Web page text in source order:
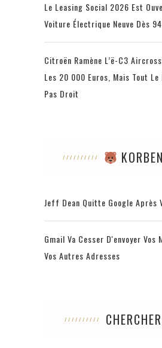
Le Leasing Social 2026 Est
Voiture Électrique Neuve Dès
Citroën Ramène L’ë-C3
Les 20 000 Euros, Mais Tout Le
Pas Droit
KORBEN
Jeff Dean Quitte Google Après
Gmail Va Cesser D'envoyer Vos
Vos Autres Adresses
CHERCHER